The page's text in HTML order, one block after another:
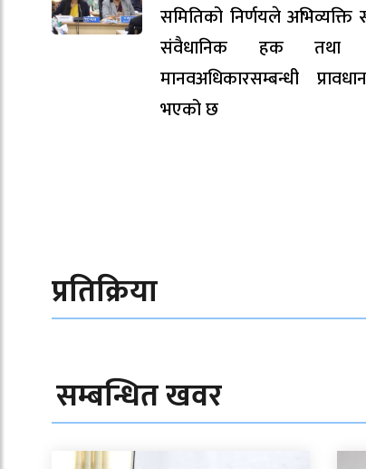
समितिको निर्णयले अभिव्यक्ति
संवैधानिक हक तथा
मानवअधिकारसम्बन्धी
भएको छ
प्रतिक्रिया
सम्बन्धित खवर